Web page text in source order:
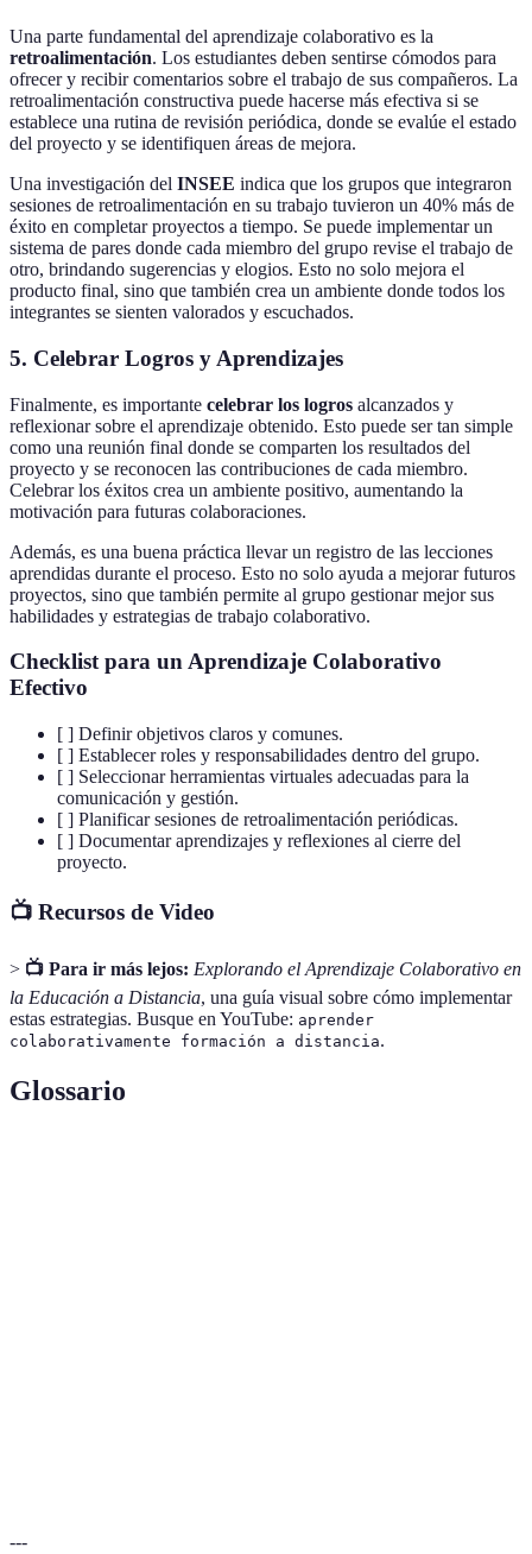
Una parte fundamental del aprendizaje colaborativo es la
retroalimentación. Los estudiantes deben sentirse cómodos para
ofrecer y recibir comentarios sobre el trabajo de sus compañeros. La
retroalimentación constructiva puede hacerse más efectiva si se
establece una rutina de revisión periódica, donde se evalúe el estado
del proyecto y se identifiquen áreas de mejora.
Una investigación del INSEE indica que los grupos que integraron
sesiones de retroalimentación en su trabajo tuvieron un 40% más de
éxito en completar proyectos a tiempo. Se puede implementar un
sistema de pares donde cada miembro del grupo revise el trabajo de
otro, brindando sugerencias y elogios. Esto no solo mejora el
producto final, sino que también crea un ambiente donde todos los
integrantes se sienten valorados y escuchados.
5. Celebrar Logros y Aprendizajes
Finalmente, es importante celebrar los logros alcanzados y
reflexionar sobre el aprendizaje obtenido. Esto puede ser tan simple
como una reunión final donde se comparten los resultados del
proyecto y se reconocen las contribuciones de cada miembro.
Celebrar los éxitos crea un ambiente positivo, aumentando la
motivación para futuras colaboraciones.
Además, es una buena práctica llevar un registro de las lecciones
aprendidas durante el proceso. Esto no solo ayuda a mejorar futuros
proyectos, sino que también permite al grupo gestionar mejor sus
habilidades y estrategias de trabajo colaborativo.
Checklist para un Aprendizaje Colaborativo
Efectivo
[ ] Definir objetivos claros y comunes.
[ ] Establecer roles y responsabilidades dentro del grupo.
[ ] Seleccionar herramientas virtuales adecuadas para la
comunicación y gestión.
[ ] Planificar sesiones de retroalimentación periódicas.
[ ] Documentar aprendizajes y reflexiones al cierre del
proyecto.
📺 Recursos de Video
> 📺 Para ir más lejos: Explorando el Aprendizaje Colaborativo en
la Educación a Distancia, una guía visual sobre cómo implementar
estas estrategias. Busque en YouTube: aprender
colaborativamente formación a distancia.
Glossario
---